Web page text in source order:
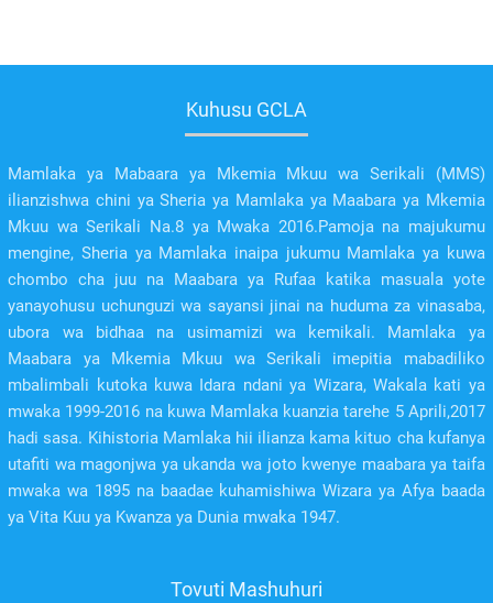
Kuhusu GCLA
Mamlaka ya Mabaara ya Mkemia Mkuu wa Serikali (MMS)
ilianzishwa chini ya Sheria ya Mamlaka ya Maabara ya Mkemia
Mkuu wa Serikali Na.8 ya Mwaka 2016.Pamoja na majukumu
mengine, Sheria ya Mamlaka inaipa jukumu Mamlaka ya kuwa
chombo cha juu na Maabara ya Rufaa katika masuala yote
yanayohusu uchunguzi wa sayansi jinai na huduma za vinasaba,
ubora wa bidhaa na usimamizi wa kemikali. Mamlaka ya
Maabara ya Mkemia Mkuu wa Serikali imepitia mabadiliko
mbalimbali kutoka kuwa Idara ndani ya Wizara, Wakala kati ya
mwaka 1999-2016 na kuwa Mamlaka kuanzia tarehe 5 Aprili,2017
hadi sasa. Kihistoria Mamlaka hii ilianza kama kituo cha kufanya
utafiti wa magonjwa ya ukanda wa joto kwenye maabara ya taifa
mwaka wa 1895 na baadae kuhamishiwa Wizara ya Afya baada
ya Vita Kuu ya Kwanza ya Dunia mwaka 1947.
Tovuti Mashuhuri